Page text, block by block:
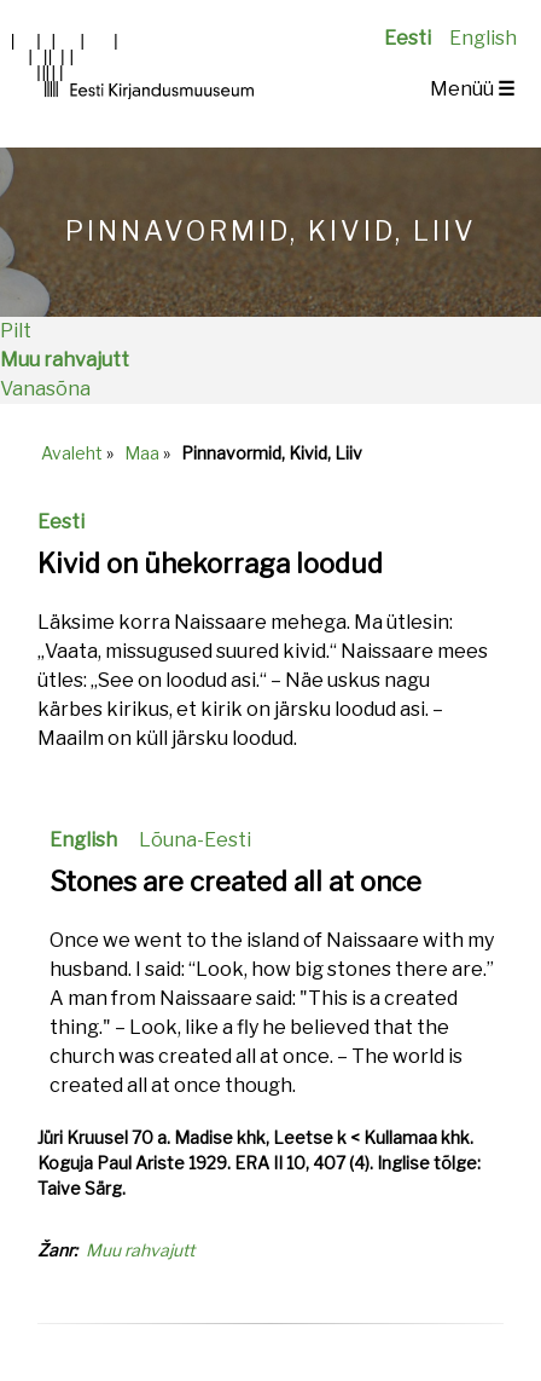
Eesti English
Main
Menüü ☰
PINNAVORMID, KIVID, LIIV
Pilt
Muu rahvajutt
Vanasõna
Avaleht » Maa » Pinnavormid, Kivid, Liiv
Eesti
Kivid on ühekorraga loodud
Läksime korra Naissaare mehega. Ma ütlesin:
„Vaata, missugused suured kivid.“ Naissaare mees
ütles: „See on loodud asi.“ – Näe uskus nagu
kärbes kirikus, et kirik on järsku loodud asi. –
Maailm on küll järsku loodud.
English Lõuna-Eesti
Stones are created all at once
Once we went to the island of Naissaare with my
husband. I said: “Look, how big stones there are.”
A man from Naissaare said: "This is a created
thing." – Look, like a fly he believed that the
church was created all at once. – The world is
created all at once though.
Jüri Kruusel 70 a. Madise khk, Leetse k < Kullamaa khk.
Koguja Paul Ariste 1929. ERA II 10, 407 (4). Inglise tõlge:
Taive Särg.
Žanr Muu rahvajutt